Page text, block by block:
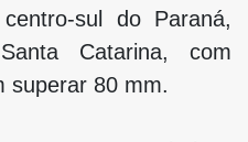
sul do Paraná,
Catarina, com
superar 80 mm.